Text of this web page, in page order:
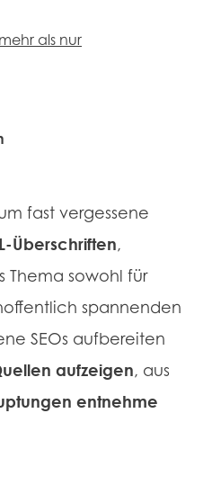
als nur
fast vergessene
Überschriften,
Thema sowohl für
spannenden
SEOs aufbereiten
aufzeigen, aus
entnehme